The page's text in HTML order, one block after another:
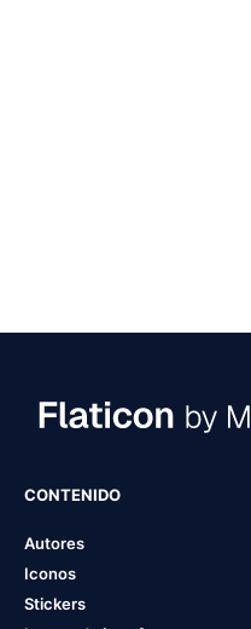
CONTENIDO
Autores
Iconos
Stickers